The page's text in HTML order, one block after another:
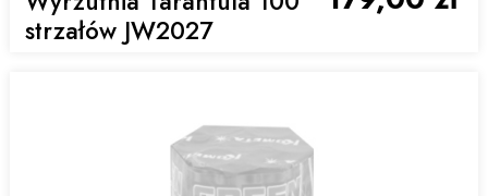
strzałów JW2027